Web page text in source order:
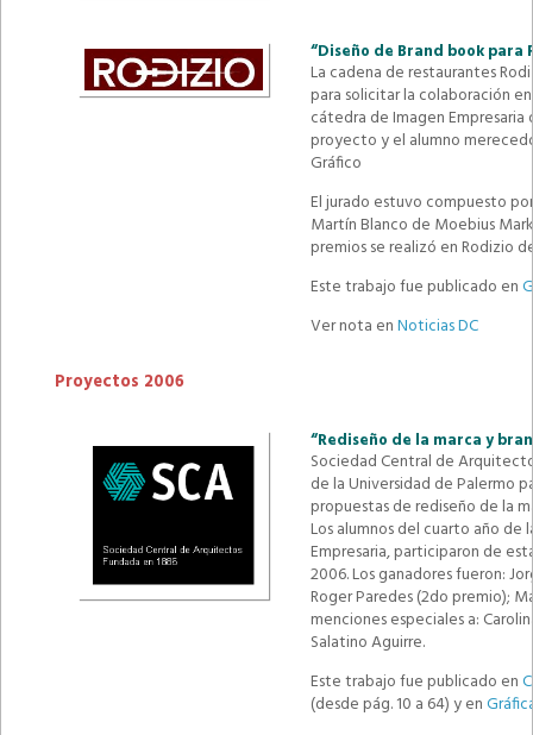
“Diseño de Brand book para
La cadena de restaurantes
para solicitar la colaboración
cátedra de Imagen
proyecto y el alumno
Gráfico
El jurado estuvo compuesto
Martín Blanco de Moebius
premios se realizó en Rodizio
Este trabajo fue publicado en
Ver nota enNoticias DC
Proyectos 2006
“Rediseño de la marca y
Sociedad Central de
de la Universidad de Palermo
propuestas de rediseño de la
Los alumnos del cuarto año de
Empresaria, participaron de
2006. Los ganadores fueron:
Roger Paredes (2do premio);
menciones especiales a:
Salatino Aguirre.
Este trabajo fue publicado en
(desde pág. 10 a 64) y en